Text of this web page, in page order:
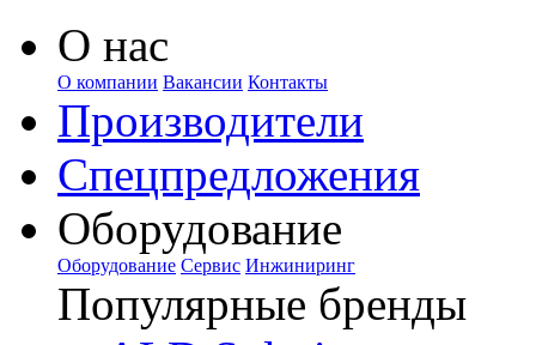
О нас
О компании Вакансии Контакты
Производители
Спецпредложения
Оборудование
Оборудование Сервис Инжиниринг
Популярные бренды